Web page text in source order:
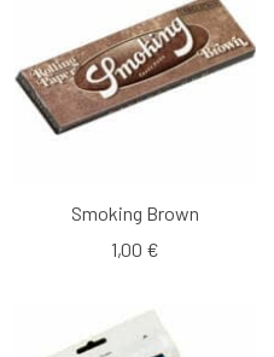
Smoking Brown
1,00 €